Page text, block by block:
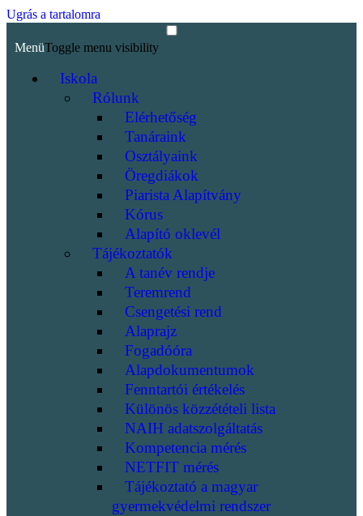
Ugrás a tartalomra
MenüToggle menu visibility
Iskola
Rólunk
Elérhetőség
Tanáraink
Osztályaink
Öregdiákok
Piarista Alapítvány
Kórus
Alapító oklevél
Tájékoztatók
A tanév rendje
Teremrend
Csengetési rend
Alaprajz
Fogadóóra
Alapdokumentumok
Fenntartói értékelés
Különös közzétételi lista
NAIH adatszolgáltatás
Kompetencia mérés
NETFIT mérés
Tájékoztató a magyar
gyermekvédelmi rendszer